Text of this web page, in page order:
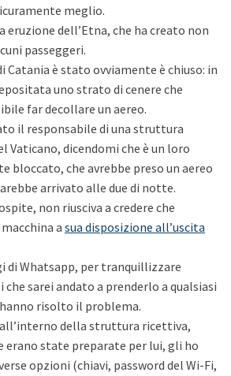
meglio.
eruzione dell’Etna, che ha creato non
passeggeri.
è stato ovviamente è chiuso: in
uno strato di cenere che
far decollare un aereo.
il responsabile di una struttura
Vaticano, dicendomi che è un loro
bloccato, che avrebbe preso un aereo
arrivato alle due di notte.
non riusciva a credere che
a sua disposizione all’uscita
di Whatsapp, per tranquillizzare
sarei andato a prenderlo a qualsiasi
risolto il problema.
all’interno della struttura ricettiva,
erano state preparate per lui, gli ho
opzioni (chiavi, password del Wi-Fi,